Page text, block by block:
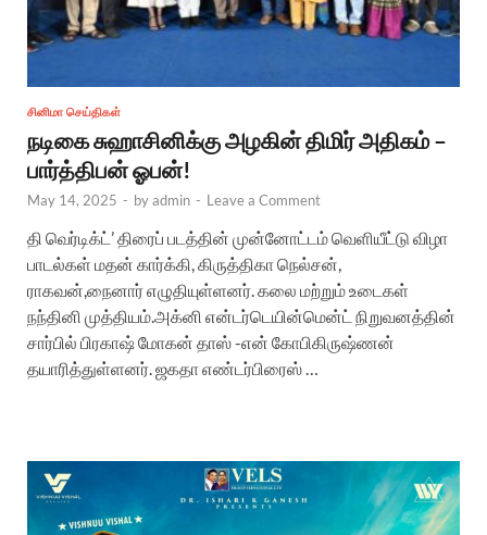
சினிமா செய்திகள்
நடிகை சுஹாசினிக்கு அழகின் திமிர் அதிகம் –
பார்த்திபன் ஓபன்!
May 14, 2025 - byadmin - Leave a Comment
தி வெர்டிக்ட்’ திரைப் படத்தின் முன்னோட்டம் வெளியீட்டு விழா
பாடல்கள் மதன் கார்க்கி, கிருத்திகா நெல்சன்,
ராகவன்,நைனார் எழுதியுள்ளனர். கலை மற்றும் உடைகள்
நந்தினி முத்தியம்.அக்னி என்டர்டெயின்மென்ட் நிறுவனத்தின்
சார்பில் பிரகாஷ் மோகன் தாஸ் -என் கோபிகிருஷ்ணன்
தயாரித்துள்ளனர். ஜகதா எண்டர்பிரைஸ் …